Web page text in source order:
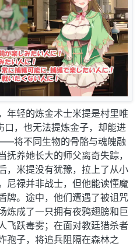
年轻的炼金术士米提是村里唯
口，也无法提炼金子，却能进
将不同生物的骨骼与魂魄融
养她长大的师父离奇失踪，
，米提没有犹豫，拉上了从小
尼禄并非战士，但他能读懂魔
牌。途中，他们遭遇了被诅咒
炼成了一只拥有夜鸦翅膀和巨
飞跃毒雾；在面对教廷猎杀者
孢子，将追兵阻隔在森林之